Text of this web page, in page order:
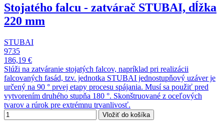
Stojatého falcu - zatvárač STUBAI, dĺžka
220 mm
STUBAI
9735
186,19 €
Slúži na zatváranie stojatých falcov, napríklad pri realizácii
falcovaných fasád, tzv. jednotka STUBAI jednostupňový uzáver je
určený na 90 ° prvej etapy procesu spájania. Musí sa použiť pred
vytvorením druhého stupňa 180 °. Skonštruované z oceľových
tvarov a rúrok pre extrémnu trvanlivosť.
Vložiť do košíka